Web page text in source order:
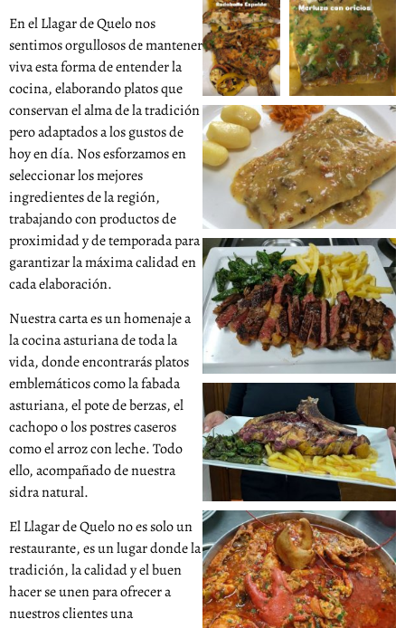
En el Llagar de Quelo nos
sentimos orgullosos de mantener
viva esta forma de entender la
cocina, elaborando platos que
conservan el alma de la tradición
pero adaptados a los gustos de
hoy en día. Nos esforzamos en
seleccionar los mejores
ingredientes de la región,
trabajando con productos de
proximidad y de temporada para
garantizar la máxima calidad en
cada elaboración.
Nuestra carta es un homenaje a
la cocina asturiana de toda la
vida, donde encontrarás platos
emblemáticos como la fabada
asturiana, el pote de berzas, el
cachopo o los postres caseros
como el arroz con leche. Todo
ello, acompañado de nuestra
sidra natural.
El Llagar de Quelo no es solo un
restaurante, es un lugar donde la
tradición, la calidad y el buen
hacer se unen para ofrecer a
nuestros clientes una